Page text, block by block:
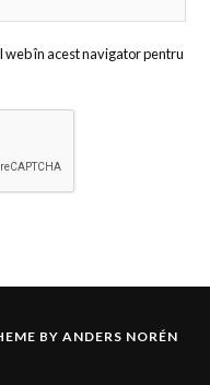
în acest navigator pentru
BY ANDERS NORÉN